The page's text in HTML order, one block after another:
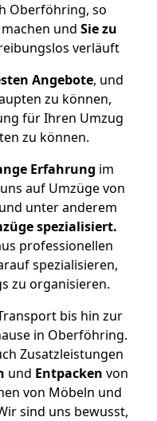
Oberföhring, so
und Sie zu
verläuft
Angebote, und
zu können,
für Ihren Umzug
zu können.
Erfahrung im
auf Umzüge von
unter anderem
spezialisiert.
professionellen
spezialisieren,
zu organisieren.
bis hin zur
in Oberföhring.
Zusatzleistungen
und Entpacken von
von Möbeln und
sind uns bewusst,